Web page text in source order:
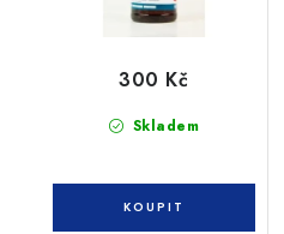
Skladem
300 Kč